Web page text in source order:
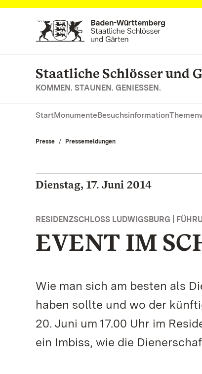
Zum Hauptinhalt springen
Staatliche Schlösser und
KOMMEN. STAUNEN. GENIESSEN.
StartMonumenteBesuchsinformation
Presse Pressemeldungen
Dienstag, 17. Juni 2014
RESIDENZSCHLOSS LUDWIGSBURG |
EVENT IM
Wie man sich am besten als
haben sollte und wo der
20. Juni um 17.00 Uhr im
ein Imbiss, wie die